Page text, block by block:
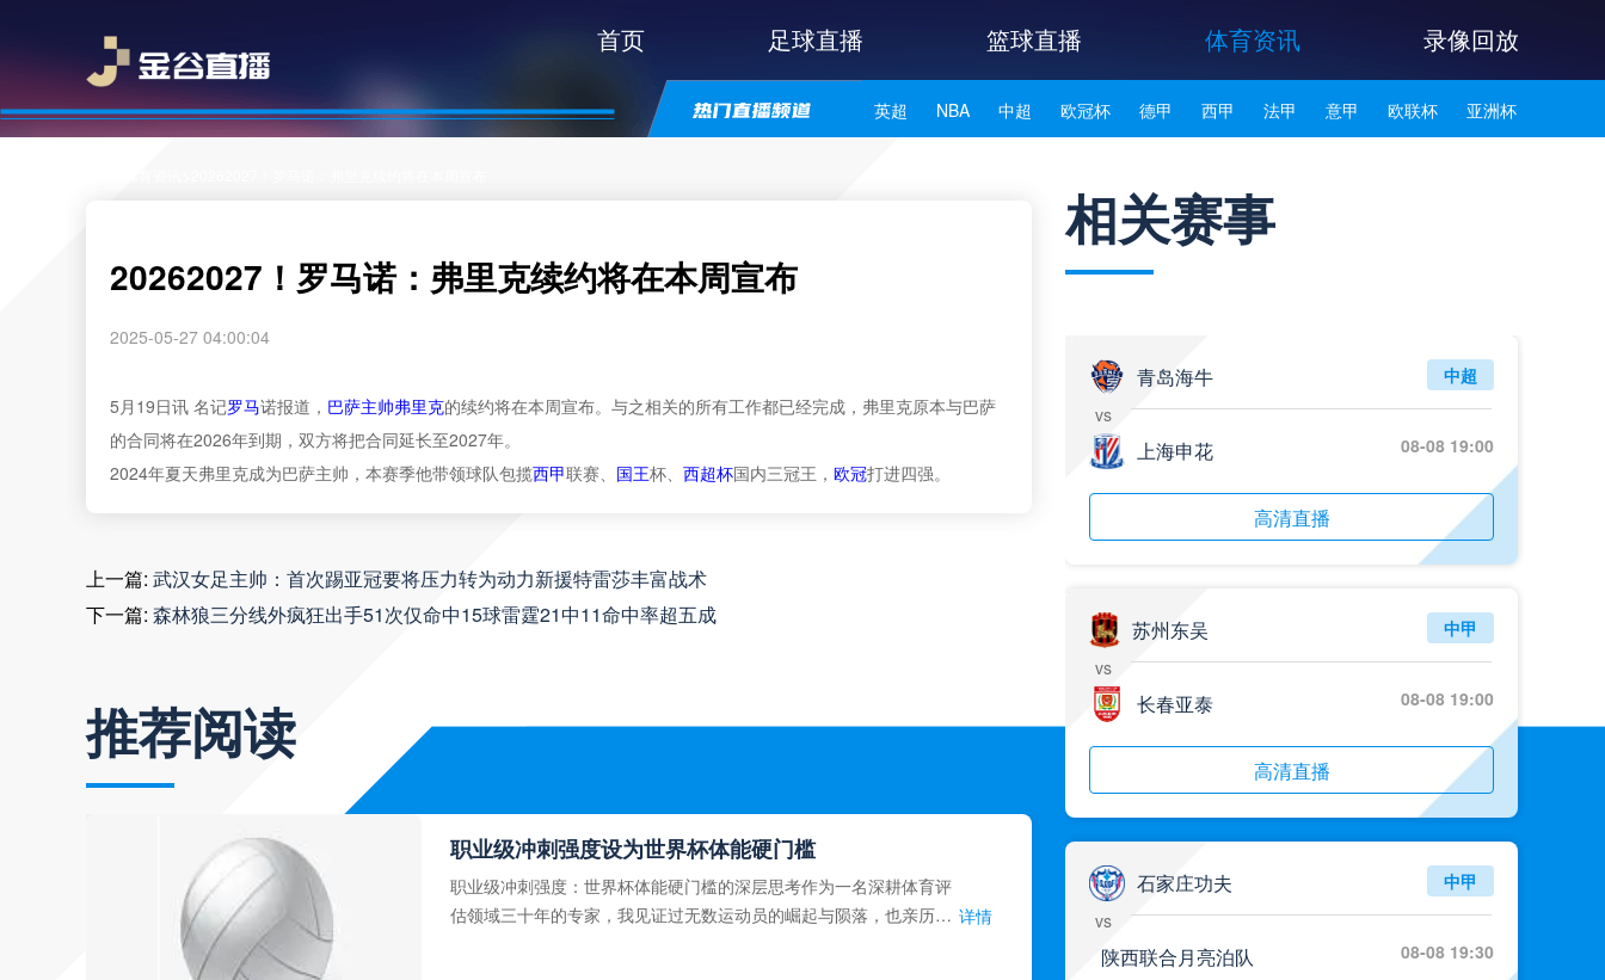
首页 足球直播 篮球直播 体育资讯 录像回放
英超 NBA 中超 欧冠杯 德甲 西甲 法甲 意甲 欧联杯 亚洲杯
20262027！罗马诺：弗里克续约将在本周宣布
2025-05-27 04:00:04
5月19日讯 名记罗马诺报道， 巴萨主帅弗里克的续约将在本周宣布。与之相关的所有工作都已经完成，弗里克原本与巴萨
的合同将在2026年到期，双方将把合同延长至2027年。
2024年夏天弗里克成为巴萨主帅，本赛季他带领球队包揽西甲联赛、 国王杯、 西超杯国内三冠王， 欧冠打进四强。
上一篇: 武汉女足主帅：首次踢亚冠要将压力转为动力新援特雷莎丰富战术
下一篇: 森林狼三分线外疯狂出手51次仅命中15球雷霆21中11命中率超五成
推荐阅读
职业级冲刺强度设为世界杯体能硬门槛
职业级冲刺强度：世界杯体能硬门槛的深层思考作为一名深耕体育评
估领域三十年的专家，我见证过无数运动员的崛起与陨落，也亲历了 详情
相关赛事
青岛海牛
vs
上海申花
中超
08-08 19:00
高清直播
苏州东吴
vs
长春亚泰
中甲
08-08 19:00
高清直播
石家庄功夫
vs
陕西联合月亮泊队
中甲
08-08 19:30